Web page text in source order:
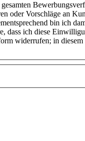
oder Vorschläge an
bin ich
dass ich diese
widerrufen; in